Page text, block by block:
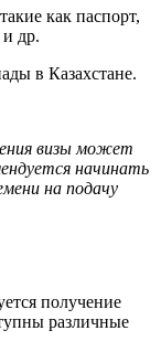
как паспорт,
др.
в Казахстане.
визы может
начинать
на подачу
получение
различные